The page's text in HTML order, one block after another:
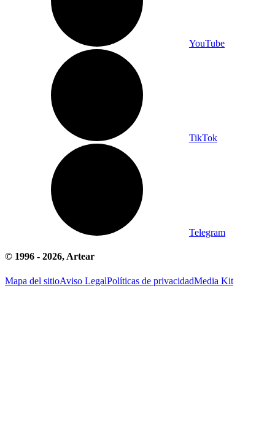
YouTube
TikTok
Telegram
© 1996 - 2026, Artear
Mapa del sitioAviso LegalPolíticas de privacidadMedia Kit